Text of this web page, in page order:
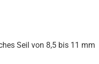
Seil von 8,5 bis 11 mm